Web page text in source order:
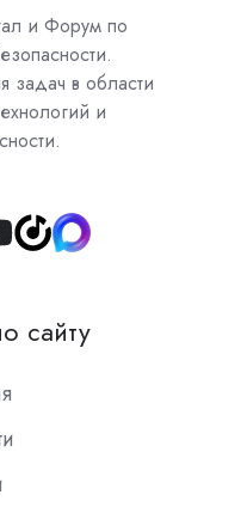
и Форум по
задач в области
и
сайту